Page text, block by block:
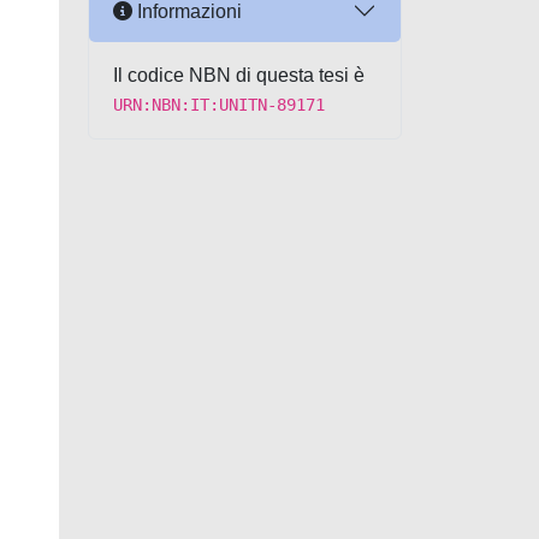
Informazioni
Il codice NBN di questa tesi è
URN:NBN:IT:UNITN-89171